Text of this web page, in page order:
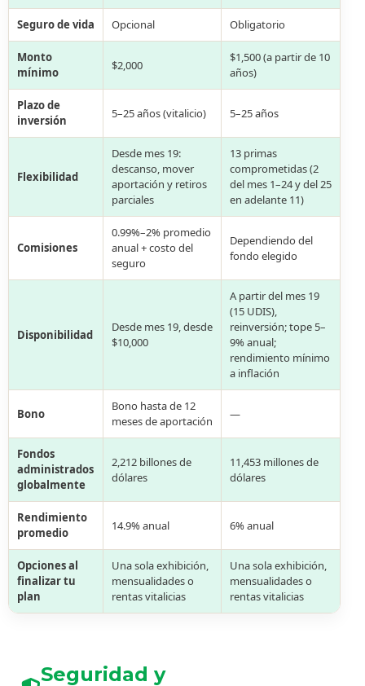
Seguro de vida Opcional Obligatorio
Monto
mínimo
$2,000
$1,500 (a partir de 10
años)
Plazo de
inversión
5–25 años (vitalicio) 5–25 años
Flexibilidad
Desde mes 19:
descanso, mover
aportación y retiros
parciales
13 primas
comprometidas (2
del mes 1–24 y del 25
en adelante 11)
Comisiones
0.99%–2% promedio
anual + costo del
seguro
Dependiendo del
fondo elegido
Disponibilidad
Desde mes 19, desde
$10,000
A partir del mes 19
(15 UDIS),
reinversión; tope 5–
9% anual;
rendimiento mínimo
a inflación
Bono
Bono hasta de 12
meses de aportación
—
Fondos
administrados
globalmente
2,212 billones de
dólares
11,453 millones de
dólares
Rendimiento
promedio
14.9% anual 6% anual
Opciones al
finalizar tu
plan
Una sola exhibición,
mensualidades o
rentas vitalicias
Una sola exhibición,
mensualidades o
rentas vitalicias
Seguridad y